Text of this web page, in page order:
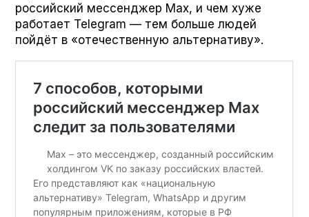
российский мессенджер Max, и чем хуже
работает Telegram — тем больше людей
пойдёт в «отечественную альтернативу».